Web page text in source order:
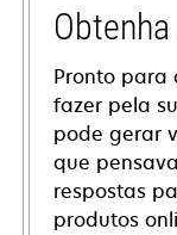
Pronto para
fazer pela
pode gerar
que
respostas
produtos